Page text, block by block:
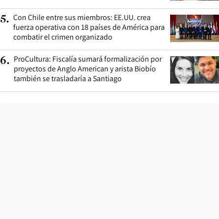
5. Con Chile entre sus miembros: EE.UU. crea
fuerza operativa con 18 países de América para
combatir el crimen organizado
6. ProCultura: Fiscalía sumará formalización por
proyectos de Anglo American y arista Biobío
también se trasladaría a Santiago